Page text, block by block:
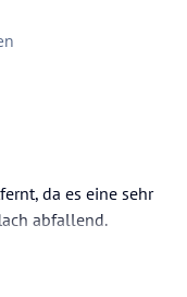
da es eine sehr
abfallend.